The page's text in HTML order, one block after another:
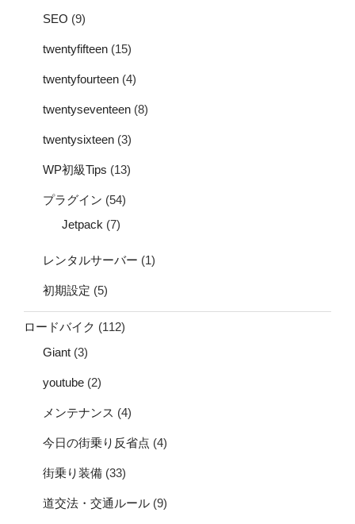
SEO (9)
twentyfifteen (15)
twentyfourteen (4)
twentyseventeen (8)
twentysixteen (3)
WP初級Tips (13)
プラグイン (54)
Jetpack (7)
レンタルサーバー (1)
初期設定 (5)
ロードバイク (112)
Giant (3)
youtube (2)
メンテナンス (4)
今日の街乗り反省点 (4)
街乗り装備 (33)
道交法・交通ルール (9)